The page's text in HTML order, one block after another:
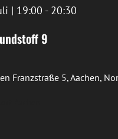
9
| 19:00 - 20:30
Franzstraße 5, Aachen,